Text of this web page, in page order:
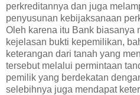
perkreditannya dan juga
penyusunan kebijaksanaan
Oleh karena itu Bank biasanya
kejelasan bukti kepemilikan,
keterangan dari tanah yang
tersebut melalui permintaan
pemilik yang berdekatan
selebihnya juga mendapat